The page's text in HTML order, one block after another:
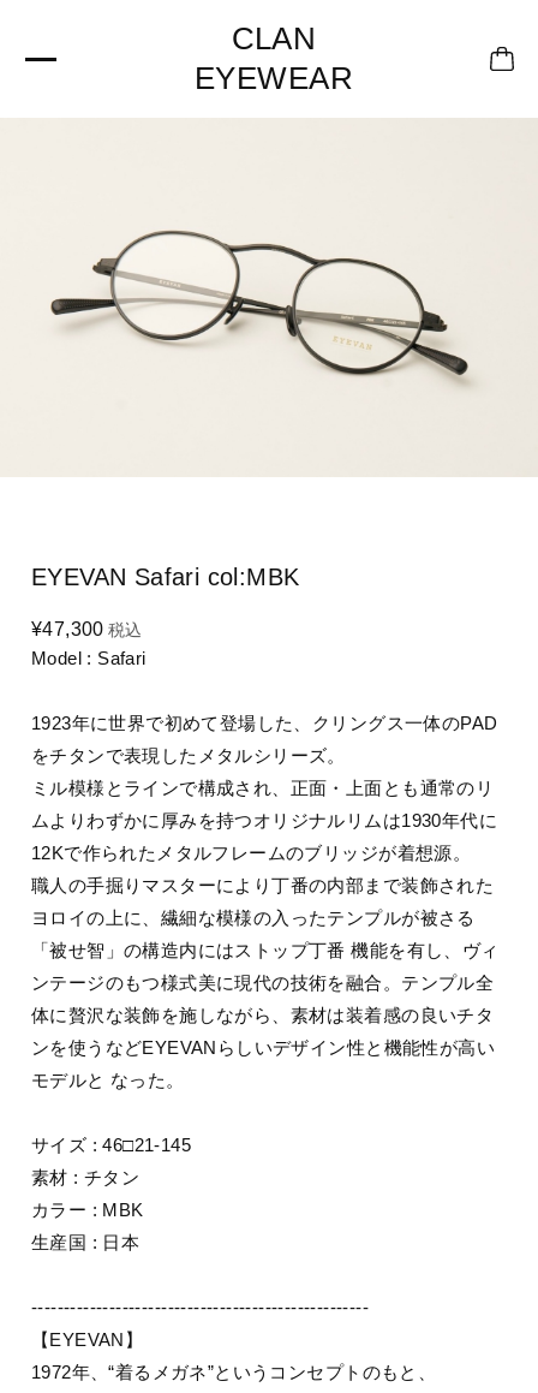
CLAN
EYEWEAR
EYEVAN Safari col:MBK
¥47,300 税込
Model : Safari
1923年に世界で初めて登場した、クリングス一体のPAD
をチタンで表現したメタルシリーズ。
ミル模様とラインで構成され、正面・上面とも通常のリ
ムよりわずかに厚みを持つオリジナルリムは1930年代に
12Kで作られたメタルフレームのブリッジが着想源。
職人の手掘りマスターにより丁番の内部まで装飾された
ヨロイの上に、繊細な模様の入ったテンプルが被さる
「被せ智」の構造内にはストップ丁番 機能を有し、ヴィ
ンテージのもつ様式美に現代の技術を融合。テンプル全
体に贅沢な装飾を施しながら、素材は装着感の良いチタ
ンを使うなどEYEVANらしいデザイン性と機能性が高い
モデルと なった。
サイズ : 46□21-145
素材 : チタン
カラー : MBK
生産国 : 日本
----------------------------------------------------
【EYEVAN】
1972年、“着るメガネ”というコンセプトのもと、